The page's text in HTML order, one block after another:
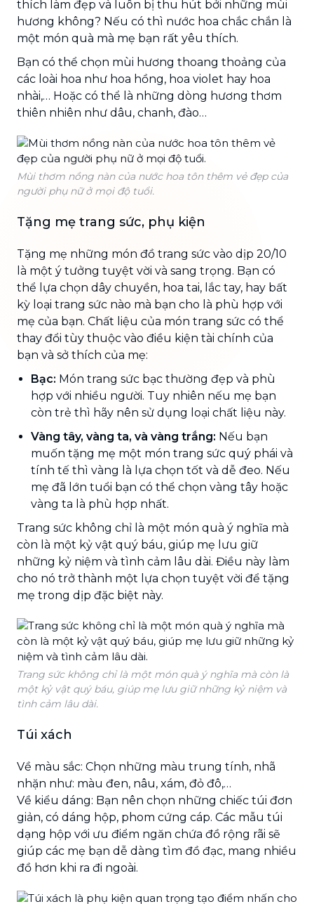
thích làm đẹp và luôn bị thu hút bởi những mùi
hương không? Nếu có thì nước hoa chắc chắn là
một món quà mà mẹ bạn rất yêu thích.
Bạn có thể chọn mùi hương thoang thoảng của
các loài hoa như hoa hồng, hoa violet hay hoa
nhài,… Hoặc có thể là những dòng hương thơm
thiên nhiên như dâu, chanh, đào…
Mùi thơm nồng nàn của nước hoa tôn thêm vẻ đẹp của
người phụ nữ ở mọi độ tuổi.
Tặng mẹ trang sức, phụ kiện
Tặng mẹ những món đồ trang sức vào dịp 20/10
là một ý tưởng tuyệt vời và sang trọng. Bạn có
thể lựa chọn dây chuyền, hoa tai, lắc tay, hay bất
kỳ loại trang sức nào mà bạn cho là phù hợp với
mẹ của bạn. Chất liệu của món trang sức có thể
thay đổi tùy thuộc vào điều kiện tài chính của
bạn và sở thích của mẹ:
Bạc: Món trang sức bạc thường đẹp và phù
hợp với nhiều người. Tuy nhiên nếu mẹ bạn
còn trẻ thì hãy nên sử dụng loại chất liệu này.
Vàng tây, vàng ta, và vàng trắng: Nếu bạn
muốn tặng mẹ một món trang sức quý phái và
tính tế thì vàng là lựa chọn tốt và dễ đeo. Nếu
mẹ đã lớn tuổi bạn có thể chọn vàng tây hoặc
vàng ta là phù hợp nhất.
Trang sức không chỉ là một món quà ý nghĩa mà
còn là một kỷ vật quý báu, giúp mẹ lưu giữ
những kỷ niệm và tình cảm lâu dài. Điều này làm
cho nó trở thành một lựa chọn tuyệt vời để tặng
mẹ trong dịp đặc biệt này.
Trang sức không chỉ là một món quà ý nghĩa mà còn là
một kỷ vật quý báu, giúp mẹ lưu giữ những kỷ niệm và
tình cảm lâu dài.
Túi xách
Về màu sắc: Chọn những màu trung tính, nhã
nhặn như: màu đen, nâu, xám, đỏ đô,…
Về kiểu dáng: Bạn nên chọn những chiếc túi đơn
giản, có dáng hộp, phom cứng cáp. Các mẫu túi
dạng hộp với ưu điểm ngăn chứa đồ rộng rãi sẽ
giúp các mẹ bạn dễ dàng tìm đồ đạc, mang nhiều
đồ hơn khi ra đi ngoài.